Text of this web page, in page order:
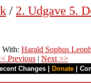
/ 2. Udgave 5.
With: Harald Sophus
Previous | Next >>
Changes Donate